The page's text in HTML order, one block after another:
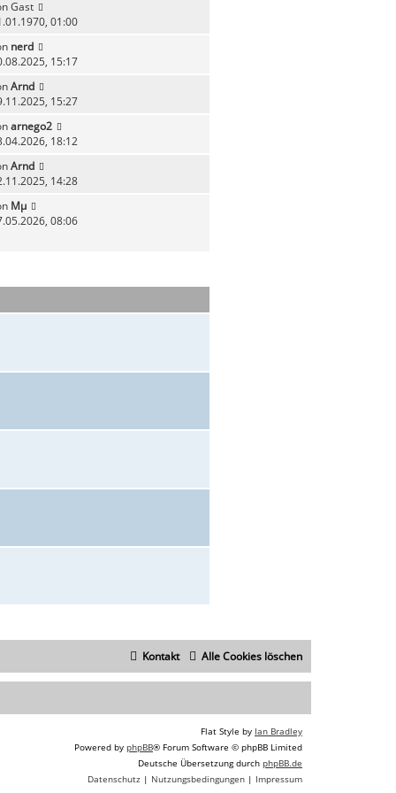
Gast
01:00
nerd
15:17
Arnd
15:27
arnego2
18:12
Arnd
14:28
Mµ
08:06
Alle Cookies löschen
Kontakt
Flat Style by Ian Bradley
Powered by phpBB® Forum Software © phpBB Limited
Deutsche Übersetzung durch phpBB.de
Datenschutz | Nutzungsbedingungen | Impressum